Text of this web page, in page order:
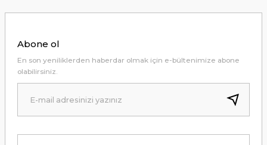
Hiç sıkıntı çekmedim, hızlı bir şekilde
B... A... | 24/12/2024
Abone ol
En son yeniliklerden haberdar olmak için e-bültenimize abone
olabilirsiniz.